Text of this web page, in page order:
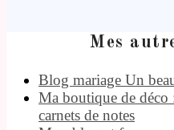
Mes
Blog mariage Un
Ma boutique de
carnets de notes